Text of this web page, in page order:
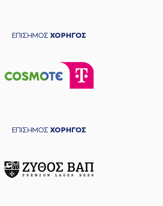
ΕΠΙΣΗΜΟΣ ΧΟΡΗΓΟΣ
ΕΠΙΣΗΜΟΣ ΧΟΡΗΓΟΣ